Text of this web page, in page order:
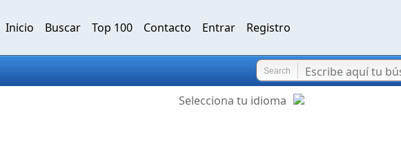
Inicio Buscar Top 100 Contacto Entrar Registro
Search
Selecciona tu idioma